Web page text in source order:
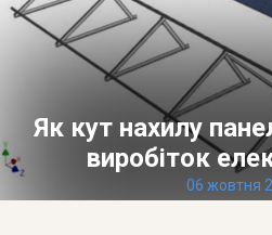
ПУБЛІКАЦІЇ
ДОВІДКА
Як кут нахилу
виробіток
06 жовтня